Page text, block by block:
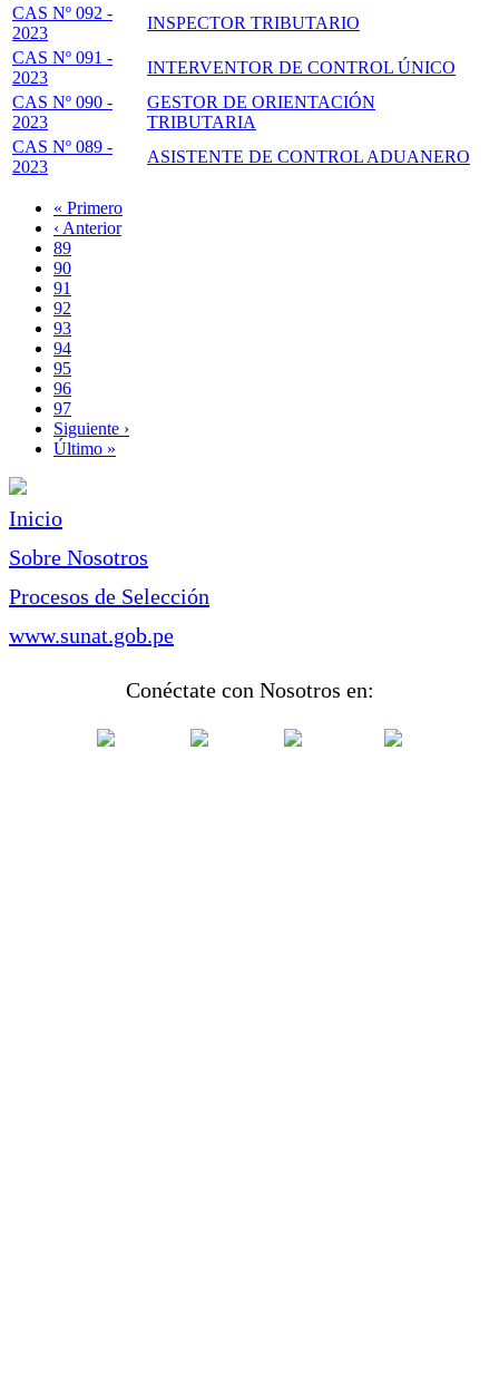
CAS Nº 092 -
2023
INSPECTOR TRIBUTARIO
CAS Nº 091 -
2023
INTERVENTOR DE CONTROL ÚNICO
CAS Nº 090 -
2023
GESTOR DE ORIENTACIÓN
TRIBUTARIA
CAS Nº 089 -
2023
ASISTENTE DE CONTROL ADUANERO
Paginación
Primera
página
« Primero
Página
anterior
‹ Anterior
Page
89
Page
90
Page
91
Page
92
Página
actual
93
Page
94
Page
95
Page
96
Page
97
Siguiente
página
Siguiente ›
Última
Último »
Inicio
Sobre Nosotros
Procesos de Selección
www.sunat.gob.pe
Conéctate con Nosotros en: